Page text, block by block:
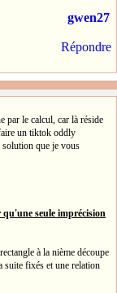
gwen27
Répondre
par le calcul, car là réside
faire un tiktok oddly
solution que je vous
seule imprécision
à la nième découpe
suite fixés et une relation